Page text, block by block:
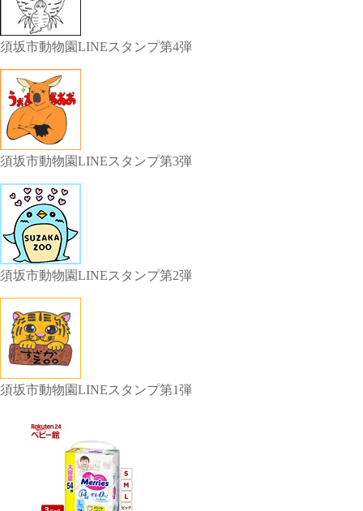
須坂市動物園LINEスタンプ第4弾
須坂市動物園LINEスタンプ第3弾
須坂市動物園LINEスタンプ第2弾
須坂市動物園LINEスタンプ第1弾